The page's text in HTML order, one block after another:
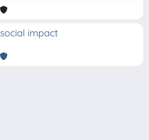
social impact